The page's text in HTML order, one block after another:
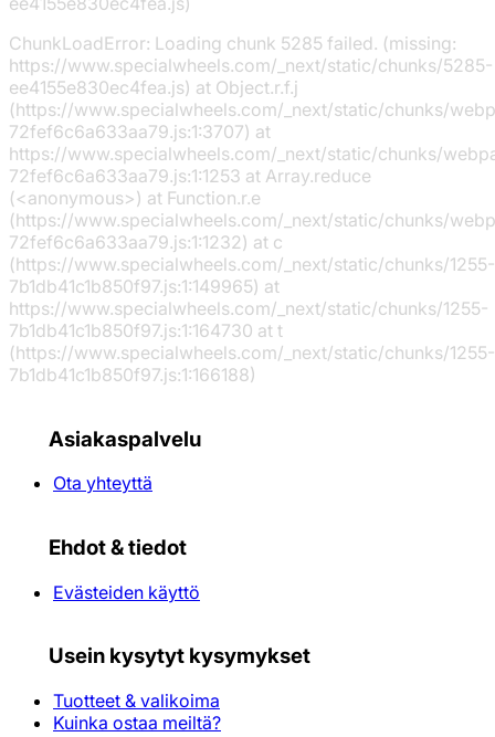
ChunkLoadError: Loading chunk 5285 failed. (missing:
https://www.specialwheels.com/_next/static/chunks/5285-
ee4155e830ec4fea.js) at Object.r.f.j
(https://www.specialwheels.com/_next/static/chunks/
72fef6c6a633aa79.js:1:3707) at
https://www.specialwheels.com/_next/static/chunks/
72fef6c6a633aa79.js:1:1253 at Array.reduce
(<anonymous>) at Function.r.e
(https://www.specialwheels.com/_next/static/chunks/
72fef6c6a633aa79.js:1:1232) at c
(https://www.specialwheels.com/_next/static/chunks/1255-
7b1db41c1b850f97.js:1:149965) at
https://www.specialwheels.com/_next/static/chunks/1255-
7b1db41c1b850f97.js:1:164730 at t
(https://www.specialwheels.com/_next/static/chunks/1255-
7b1db41c1b850f97.js:1:166188)
Asiakaspalvelu
Ota yhteyttä
Ehdot & tiedot
Evästeiden käyttö
Usein kysytyt kysymykset
Tuotteet & valikoima
Kuinka ostaa meiltä?